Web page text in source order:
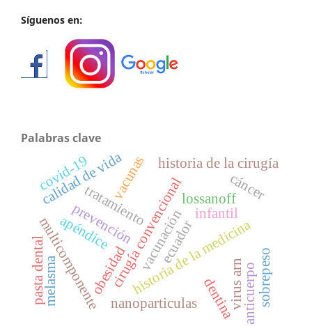
Síguenos en:
Palabras clave
historia de la medicina
cirugía convencional
historia de la cirugía
ecuador
obesidad
infantil
prevención
multicomponente
tratamiento
nanoparticulas dentina
pasta dental
apéndice
lossanoff
calidad de vida
covid-19
virus arn
vacunación
vacunas cáncer
sobrepeso
melasma anticuerpo